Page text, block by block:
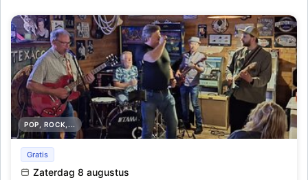
POP, ROCK,...
Zomerbar concert Gasoline
Gratis
Zaterdag 8 augustus